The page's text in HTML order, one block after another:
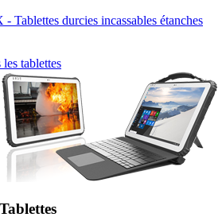
les tablettes
Tablettes